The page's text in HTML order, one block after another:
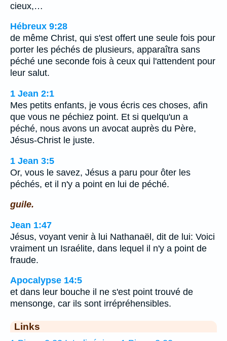
cieux,…
Hébreux 9:28
de même Christ, qui s'est offert une seule fois pour
porter les péchés de plusieurs, apparaîtra sans
péché une seconde fois à ceux qui l'attendent pour
leur salut.
1 Jean 2:1
Mes petits enfants, je vous écris ces choses, afin
que vous ne péchiez point. Et si quelqu'un a
péché, nous avons un avocat auprès du Père,
Jésus-Christ le juste.
1 Jean 3:5
Or, vous le savez, Jésus a paru pour ôter les
péchés, et il n'y a point en lui de péché.
guile.
Jean 1:47
Jésus, voyant venir à lui Nathanaël, dit de lui: Voici
vraiment un Israélite, dans lequel il n'y a point de
fraude.
Apocalypse 14:5
et dans leur bouche il ne s'est point trouvé de
mensonge, car ils sont irrépréhensibles.
Links